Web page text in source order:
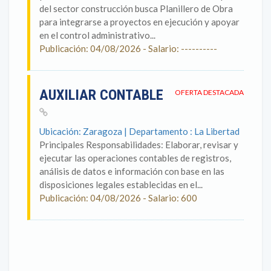
del sector construcción busca Planillero de Obra
para integrarse a proyectos en ejecución y apoyar
en el control administrativo...
Publicación: 04/08/2026 - Salario: ----------
OFERTA DESTACADA
AUXILIAR CONTABLE
Ubicación: Zaragoza | Departamento : La Libertad
Principales Responsabilidades: Elaborar, revisar y
ejecutar las operaciones contables de registros,
análisis de datos e información con base en las
disposiciones legales establecidas en el...
Publicación: 04/08/2026 - Salario: 600